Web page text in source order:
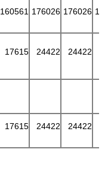
160561 176026 176026
17615 24422 24422
17615 24422 24422